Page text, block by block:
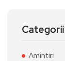
Categorii
Amintiri